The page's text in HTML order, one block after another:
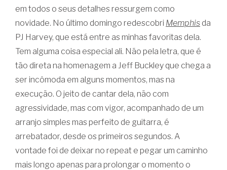
em todos o seus detalhes ressurgem como
novidade. No último domingo redescobri Memphis da
PJ Harvey, que está entre as minhas favoritas dela.
Tem alguma coisa especial ali. Não pela letra, que é
tão direta na homenagem a Jeff Buckley que chega a
ser incômoda em alguns momentos, mas na
execução. O jeito de cantar dela, não com
agressividade, mas com vigor, acompanhado de um
arranjo simples mas perfeito de guitarra, é
arrebatador, desde os primeiros segundos. A
vontade foi de deixar no repeat e pegar um caminho
mais longo apenas para prolongar o momento o